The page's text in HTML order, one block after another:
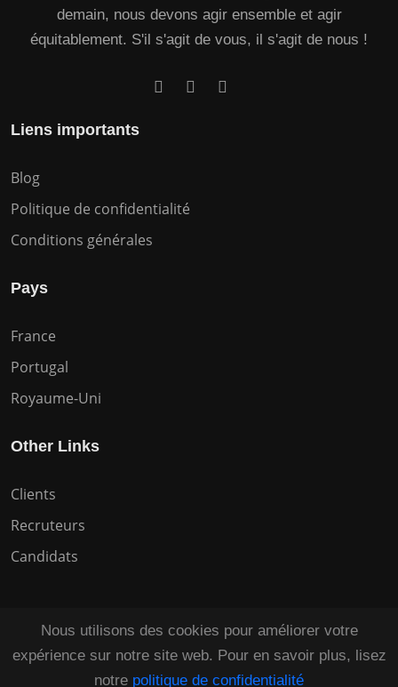
Nous utilisons des cookies pour améliorer votre
expérience sur notre site web. Pour en savoir plus, lisez
notre politique de confidentialité
demain, nous devons agir ensemble et agir
équitablement. S'il s'agit de vous, il s'agit de nous !
Liens importants
Blog
Politique de confidentialité
Conditions générales
Pays
France
Portugal
Royaume-Uni
Other Links
Clients
Recruteurs
Candidats
Copyright © 2026 Tous droits réservés HuntZen.